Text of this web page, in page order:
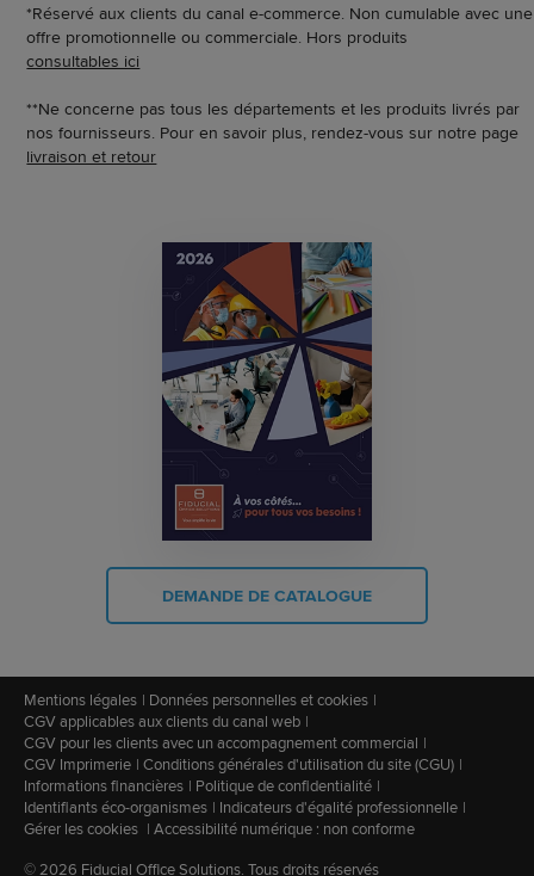
*Réservé aux clients du canal e-commerce. Non cumulable avec une
offre promotionnelle ou commerciale. Hors produits
consultables ici
**Ne concerne pas tous les départements et les produits livrés par
nos fournisseurs. Pour en savoir plus, rendez-vous sur notre page
livraison et retour
DEMANDE DE CATALOGUE
Mentions légales
Données personnelles et cookies
CGV applicables aux clients du canal web
CGV pour les clients avec un accompagnement commercial
CGV Imprimerie Conditions générales d'utilisation du site (CGU)
Informations financières
Politique de confidentialité
Identifiants éco-organismes
Indicateurs d'égalité professionnelle
Gérer les cookies
Accessibilité numérique : non conforme
© 2026 Fiducial Office Solutions. Tous droits réservés